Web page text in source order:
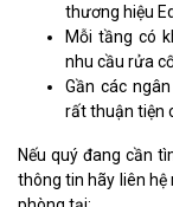
thương hiệu
Mỗi tầng có
nhu cầu rửa
Gần các
rất thuận tiện
Nếu quý đang cần
thông tin hãy liên hệ